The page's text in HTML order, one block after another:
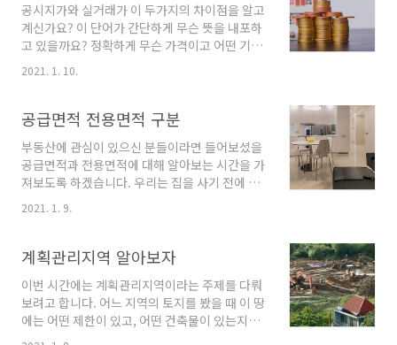
택 중에 전용면적이 85㎡ 이하의 주택을 뜻합니
다. 보통 우리가 아는 공공임대, 국민임대 LH, SH
등 이러한 주택의 공급의 원천이 국가, 지자체, 지
방공사가 됩니다. 이런 기관의 지원을 통해 건설
따로 존재합니다 도시의 경우에는 약 25평 이하
로 규..
공시지가와 실거래가 이 두가지의 차이점을 알고
계신가요? 이 단어가 간단하게 무슨 뜻을 내포하
고 있을까요? 정확하게 무슨 가격이고 어떤 기준
을 통해서 구별이 되는지에 대해서는 자세히 알
기가 쉽지 않죠 그래서 오늘은 공시지가, 실거래
리려고 합니다. 공시지가와 실거래가의 단어들이
토교통부 장관이 조사하고 평가하여 공시를 한
토지의 단위면적 ㎡당 가격을 뜻합니다. 즉, 건물
가격이 아닌 토지가격이죠. 공시지가는 표준지
공시지가, 개별공시지가 두가지로 보시면 되는데
정하는 금액입니다. 표준지 공시지가는 토지보상
금, 개별공시지가의 산정자..
2021. 1. 10.
공급면적 전용면적 구분
부동산에 관심이 있으신 분들이라면 들어보셨을
공급면적과 전용면적에 대해 알아보는 시간을 가
져보도록 하겠습니다. 우리는 집을 사기 전에 모
델하우스, 아파트를 통해 면적을 알아보곤 합니
다. 이럴 때를 대비하여 공급면적과 전용면적에
용 가능할 거 같습니다. 아파트에서 전용면적은
현관부터 방, 거실, 주방, 욕실 등을 말합니다. 발
코니의 경우 서비스면적으로 포함되며 전용면적
과 주거공용면적을 아파트의 공급면적이라고 볼
수 있습니다. 그리고 공급면적 + 기타 공용면적 (
2021. 1. 9.
계획관리지역 알아보자
이번 시간에는 계획관리지역이라는 주제를 다뤄
보려고 합니다. 어느 지역의 토지를 봤을 때 이 땅
에는 어떤 제한이 있고, 어떤 건축물이 있는지에